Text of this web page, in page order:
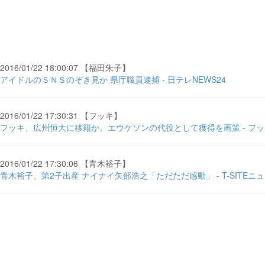
2016/01/22 18:00:07 【福田朱子】
アイドルのＳＮＳのぞき見か 県庁職員逮捕 - 日テレNEWS24
2016/01/22 17:30:31 【フッキ】
フッキ、広州恒大に移籍か。エウケソンの代役として獲得を画策 - フ
2016/01/22 17:30:06 【青木裕子】
青木裕子、第2子出産 ナイナイ矢部浩之「ただただ感動」 - T-SITEニ